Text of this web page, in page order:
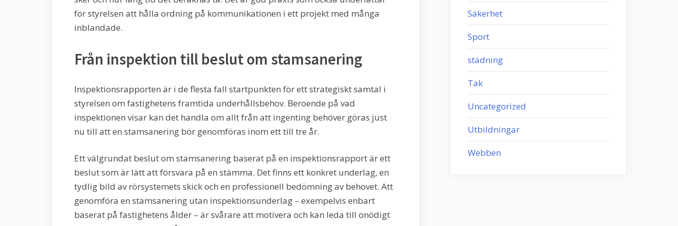
för styrelsen att hålla ordning på kommunikationen i ett projekt med många
inblandade.
Från inspektion till beslut om stamsanering
Inspektionsrapporten är i de flesta fall startpunkten för ett strategiskt samtal i
styrelsen om fastighetens framtida underhållsbehov. Beroende på vad
inspektionen visar kan det handla om allt från att ingenting behöver göras just
nu till att en stamsanering bör genomföras inom ett till tre år.
Ett välgrundat beslut om stamsanering baserat på en inspektionsrapport är ett
beslut som är lätt att försvara på en stämma. Det finns ett konkret underlag, en
tydlig bild av rörsystemets skick och en professionell bedömning av behovet. Att
genomföra en stamsanering utan inspektionsunderlag – exempelvis enbart
baserat på fastighetens ålder – är svårare att motivera och kan leda till onödigt
Säkerhet
Sport
städning
Tak
Uncategorized
Utbildningar
Webben